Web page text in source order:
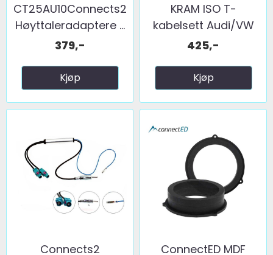
CT25AU10Connects2
Høyttaleradaptere ...
379,-
Kjøp
KRAM ISO T-
kabelsett Audi/VW
(Ny type ...
425,-
Kjøp
Connects2 ConnectED MDF